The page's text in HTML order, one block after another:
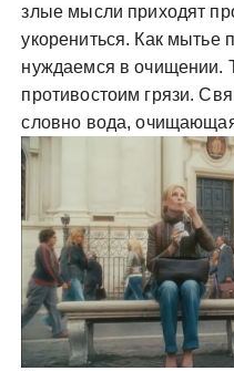
злые мысли приходят
укорениться. Как мытье
нуждаемся в очищении.
противостоим грязи.
словно вода,